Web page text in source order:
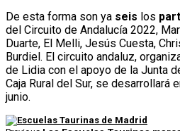
De esta forma son ya seis los
del Circuito de Andalucía 2022,
Duarte, El Melli, Jesús Cuesta,
Burdiel. El circuito andaluz,
de Lidia con el apoyo de la Junta
Caja Rural del Sur, se desarrollará
junio.